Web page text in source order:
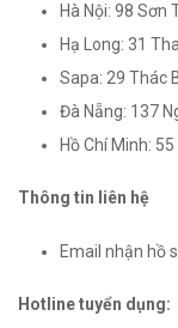
Hà Nội: 98 Sơn
Hạ Long: 31
Sapa: 29 Thác
Đà Nẵng: 137
Hồ Chí Minh:
Thông tin liên hệ
Email nhận hồ
Hotline tuyển dụng: